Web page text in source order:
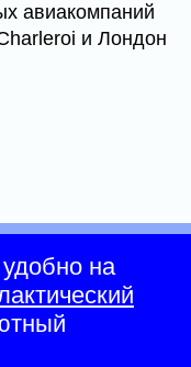
авиакомпаний
и Лондон
на